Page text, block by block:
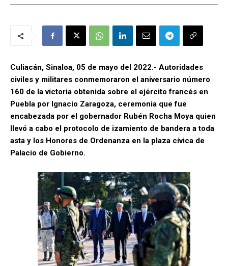
Culiacán, Sinaloa, 05 de mayo del 2022.- Autoridades
civiles y militares conmemoraron el aniversario número
160 de la victoria obtenida sobre el ejército francés en
Puebla por Ignacio Zaragoza, ceremonia que fue
encabezada por el gobernador Rubén Rocha Moya quien
llevó a cabo el protocolo de izamiento de bandera a toda
asta y los Honores de Ordenanza en la plaza cívica de
Palacio de Gobierno.